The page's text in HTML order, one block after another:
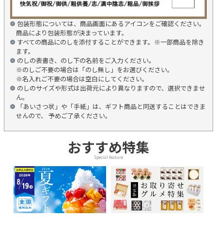
包装形態については、商品画面にあるアイコンをご確認ください。
商品により包装形態が決まっています。
すべての商品にのしを添付することができます。※一部商品を除き
ます。
のしの表書き、のし下の名前をご入力ください。
※のしご不要の場合は「のし無し」をお選びください。
※名入れご不要の場合は空白にしてください。
のしのサイズや形式は出荷元により異なりますので、選択できませ
ん。
「あいさつ状」や「手紙」は、ギフト商品と同送することはできま
せんので、 予めご了承ください。
おすすめ特集
Special feature